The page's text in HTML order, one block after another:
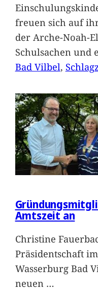
freuen sich auf
der Arche-Noah-
Schulsachen und
Bad Vilbel,
Amtszeit an
Christine
Präsidentschaft
Wasserburg Bad
neuen …